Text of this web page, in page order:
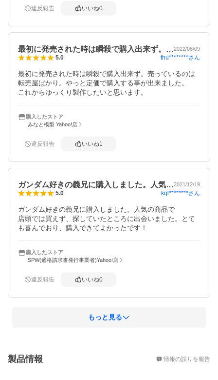
違反報告 いいね0
最初に発売された時は瞬殺で購入出来ず。…2022/08/09
5.0 thu********さん
最初に発売された時は瞬殺で購入出来ず。売っているのは
転売屋ばかり。やっと定価で購入する事が出来ました。
これからゆっくり製作したいと思います。
購入したストア
みなと模型 Yahoo!店
違反報告 いいね1
ガンダム好きの義兄に購入しました。人気…2021/12/19
5.0 kql********さん
ガンダム好きの義兄に購入しました。人気の商品で
店頭では買えず、探していたところに出会いました。とて
も喜んでおり、購入できてよかったです！
購入したストア
SPW(適格請求書発行事業者)Yahoo!店
違反報告 いいね0
もっと見る
製品情報 情報の誤りを報告